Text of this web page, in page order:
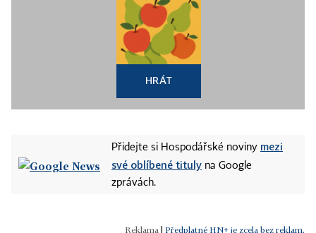
HRÁT
Přidejte si Hospodářské noviny mezi
své oblíbené tituly na Google
zprávách.
Předplatné HN+ je zcela bez reklam.